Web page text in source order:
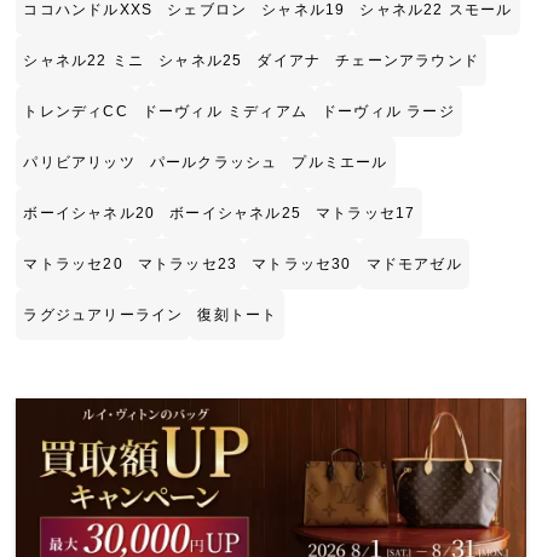
ココハンドルXXS シェブロン シャネル19 シャネル22 スモール
シャネル22 ミニ シャネル25 ダイアナ チェーンアラウンド
トレンディCC ドーヴィル ミディアム ドーヴィル ラージ
パリビアリッツ パールクラッシュ プルミエール
ボーイシャネル20 ボーイシャネル25 マトラッセ17
マトラッセ20 マトラッセ23 マトラッセ30 マドモアゼル
ラグジュアリーライン 復刻トート